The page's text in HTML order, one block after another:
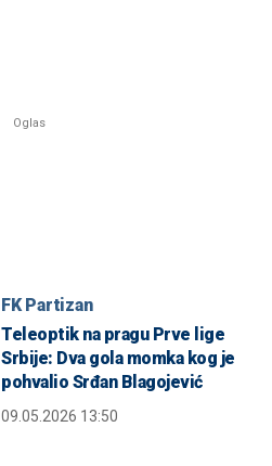
FK Partizan
Teleoptik na pragu Prve lige
Srbije: Dva gola momka kog je
pohvalio Srđan Blagojević
09.05.2026 13:50